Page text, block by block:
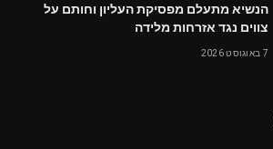
הנשיא מתעלם מפסיקת העליון וחותם על
צווים נגד אזרחות מלידה
7 באוגוסט 2026